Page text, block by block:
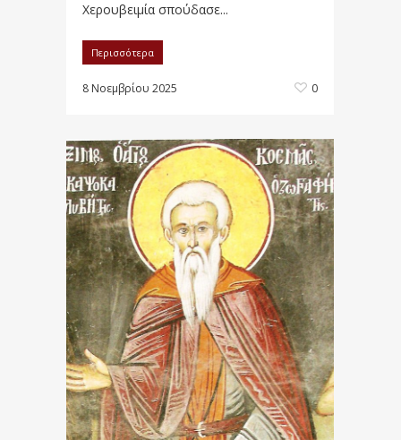
Χερουβειμία σπούδασε...
Περισσότερα
8 Νοεμβρίου 2025 0